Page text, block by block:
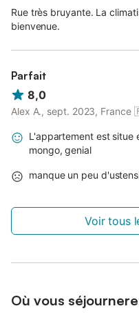
Rue très bruyante. La
bienvenue.
Parfait
8,0
Alex A., sept. 2023, France
L'appartement est situe
mongo, genial
manque un peu
Voir tous
Où vous